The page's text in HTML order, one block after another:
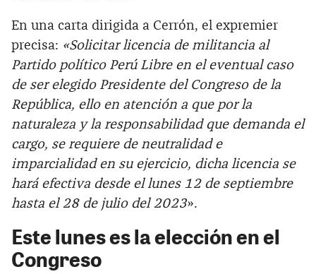
En una carta dirigida a Cerrón, el expremier
precisa: «Solicitar licencia de militancia al
Partido político Perú Libre en el eventual caso
de ser elegido Presidente del Congreso de la
República, ello en atención a que por la
naturaleza y la responsabilidad que demanda el
cargo, se requiere de neutralidad e
imparcialidad en su ejercicio, dicha licencia se
hará efectiva desde el lunes 12 de septiembre
hasta el 28 de julio del 2023».
Este lunes es la elección en el
Congreso